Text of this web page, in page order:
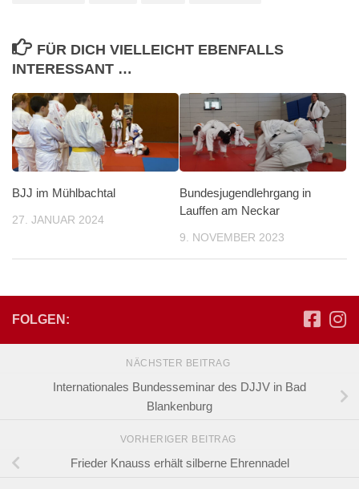
FÜR DICH VIELLEICHT EBENFALLS
INTERESSANT …
BJJ im Mühlbachtal
27. JANUAR 2024
Bundesjugendlehrgang in
Lauffen am Neckar
9. NOVEMBER 2023
FOLGEN:
NÄCHSTER BEITRAG
Internationales Bundesseminar des DJJV in Bad
Blankenburg
VORHERIGER BEITRAG
Frieder Knauss erhält silberne Ehrennadel